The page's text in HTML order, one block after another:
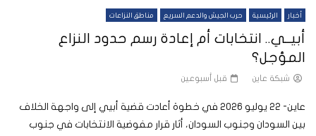
أخبار الرئيسية حرب الجيش والدعم السريع مناطق النزاعات
أبيــي.. انتخابات أم إعادة رسم حدود النزاع
المؤجل؟
شبكة عاين قبل أسبوعين
عاين- 22 يوليو 2026 في خطوة أعادت قضية أبيي إلى واجهة الخلاف
بين السودان وجنوب السودان، أثار قرار مفوضية الانتخابات في جنوب